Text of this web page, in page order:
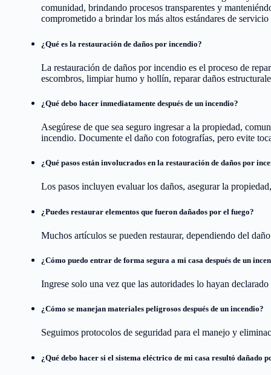
comunidad, brindando procesos transparentes y
comprometido a brindar los más altos estándares de
¿Qué es la restauración de daños por incendio?
La restauración de daños por incendio es el proceso de
escombros, limpiar humo y hollín, reparar daños
¿Qué debo hacer inmediatamente después de un incendio?
Asegúrese de que sea seguro ingresar a la propiedad,
incendio. Documente el daño con fotografías, pero evite
¿Qué pasos están involucrados en la restauración de daños por
Los pasos incluyen evaluar los daños, asegurar la
¿Puedes restaurar elementos que fueron dañados por el fuego?
Muchos artículos se pueden restaurar, dependiendo del
¿Cómo puedo entrar de forma segura a mi casa después de un
Ingrese solo una vez que las autoridades lo hayan
¿Cómo se manejan materiales peligrosos después de un incendio?
Seguimos protocolos de seguridad para el manejo y
¿Qué debo hacer si el sistema eléctrico de mi casa resultó dañado